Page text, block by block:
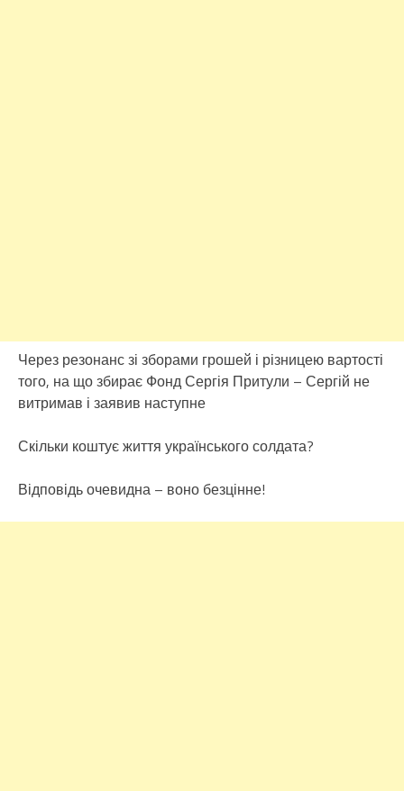
Через резонанс зі зборами грошей і різницею вартості
того, на що збирає Фонд Сергія Притули – Сергій не
витримав і заявив наступне
Скільки коштує життя українського солдата?
Відповідь очевидна – воно безцінне!